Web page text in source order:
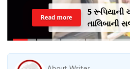
5 રૂપિયાની
તાલિબાની
ચપ્પુથી
Read more